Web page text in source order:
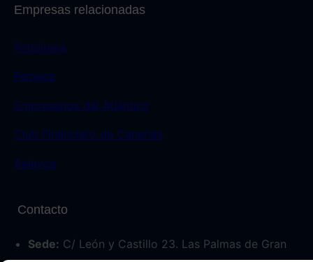
Empresas relacionadas
Fotolinera
Femepa
Empresarios del Atlántico
Club Financiero de Canarias
Aeleyca
Contacto
Sede: C/ León y Castillo 23. Las Palmas de Gran